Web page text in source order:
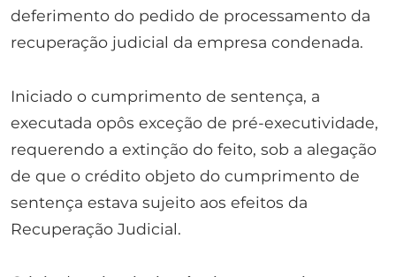
deferimento do pedido de processamento da
recuperação judicial da empresa condenada.
Iniciado o cumprimento de sentença, a
executada opôs exceção de pré-executividade,
requerendo a extinção do feito, sob a alegação
de que o crédito objeto do cumprimento de
sentença estava sujeito aos efeitos da
Recuperação Judicial.